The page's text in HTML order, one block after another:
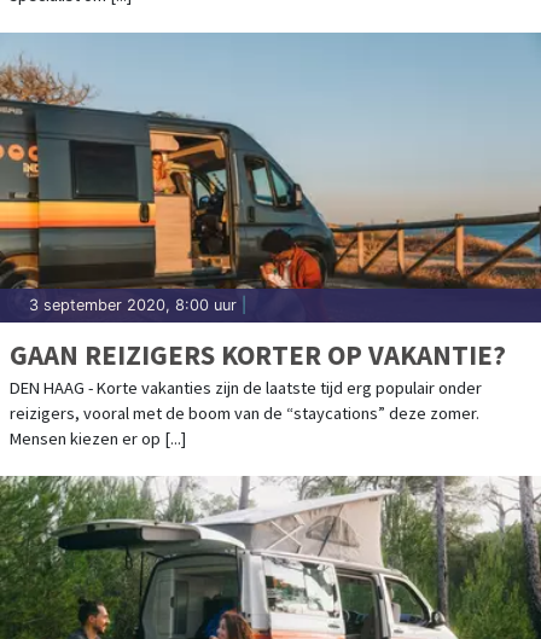
3 september 2020, 8:00 uur
GAAN REIZIGERS KORTER OP VAKANTIE?
DEN HAAG - Korte vakanties zijn de laatste tijd erg populair onder
reizigers, vooral met de boom van de “staycations” deze zomer.
Mensen kiezen er op [...]